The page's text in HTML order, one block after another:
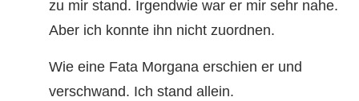
zu mir stand. Irgendwie war er mir sehr nahe.
Aber ich konnte ihn nicht zuordnen.
Wie eine Fata Morgana erschien er und
verschwand. Ich stand allein.